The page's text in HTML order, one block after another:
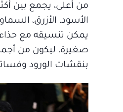
من أعلى، يجمع بين
الأسود، الأزرق،
يمكن تنسيقه مع
صغيرة، ليكون من
بنقشات الورود